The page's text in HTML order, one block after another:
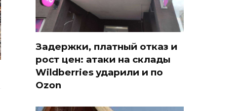
Задержки, платный отказ и
рост цен: атаки на склады
Wildberries ударили и по
Ozon